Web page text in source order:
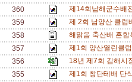
360
제14회남해군수배
359
제 2회 남양산 클
358
해맑음 축산배 혼
357
제1회 양산열린클
356
18년 제7회 김해시
355
제1회 창단테배 단